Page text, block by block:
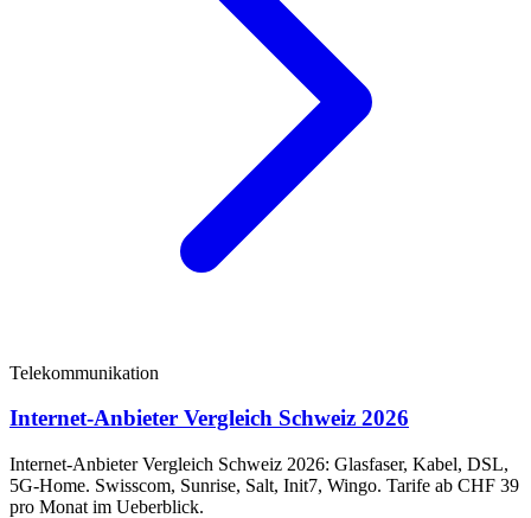
Telekommunikation
Internet-Anbieter Vergleich Schweiz 2026
Internet-Anbieter Vergleich Schweiz 2026: Glasfaser, Kabel, DSL,
5G-Home. Swisscom, Sunrise, Salt, Init7, Wingo. Tarife ab CHF 39
pro Monat im Ueberblick.